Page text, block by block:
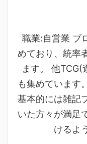
職業:自営業 ブ
めており、統率
ます。 他TCG(
も集めています
基本的には雑記
いた方々が満足
けるよ